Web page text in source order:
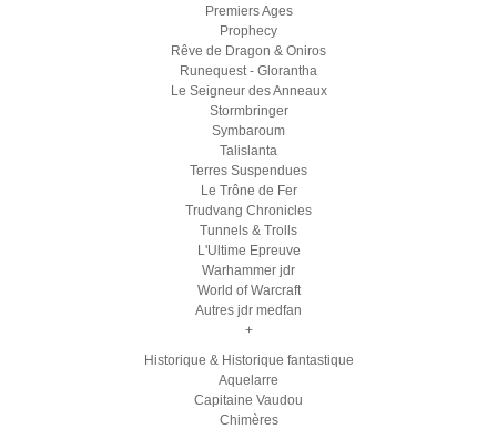
Premiers Ages
Prophecy
Rêve de Dragon & Oniros
Runequest - Glorantha
Le Seigneur des Anneaux
Stormbringer
Symbaroum
Talislanta
Terres Suspendues
Le Trône de Fer
Trudvang Chronicles
Tunnels & Trolls
L'Ultime Epreuve
Warhammer jdr
World of Warcraft
Autres jdr medfan
+
Historique & Historique fantastique
Aquelarre
Capitaine Vaudou
Chimères